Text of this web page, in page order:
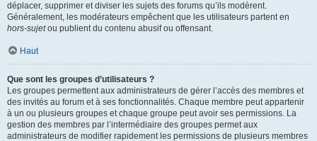
déplacer, supprimer et diviser les sujets des forums qu’ils modèrent.
Généralement, les modérateurs empêchent que les utilisateurs partent en
hors-sujetou publient du contenu abusif ou offensant.
Haut
Que sont les groupes d’utilisateurs ?
Les groupes permettent aux administrateurs de gérer l’accès des membres et
des invités au forum et à ses fonctionnalités. Chaque membre peut appartenir
à un ou plusieurs groupes et chaque groupe peut avoir ses permissions. La
gestion des membres par l’intermédiaire des groupes permet aux
administrateurs de modifier rapidement les permissions de plusieurs membres